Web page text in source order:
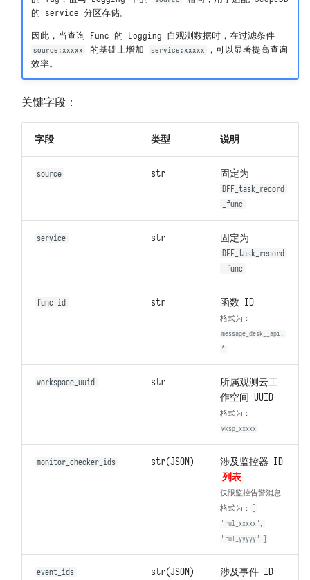
线程池 DFF.THREAD
响应数据 DFF.RESP
响应文件 DFF.RESP_FILE
响应大量数据
重定向 DFF.REDIRECT
SQL 构造 DFF.SQL
资源路径 DFF.RSRC
MySQL 发生 ERROR 2026 错误
MySQL 存储数据量过大
的 service 分区存储。
因此，当查询 Func 的 Logging 自观测数据时，在过滤条件
source:xxxxx 的基础上增加 service:xxxxx
，可以显著提高查询
效率。
关键字段：
字段 类型 说明
source str 固定为
DFF_task_record
_func
service str 固定为
DFF_task_record
_func
func_id str 函数 ID
格式为：
message_desk__api.
*
workspace_uuid str
所属观测云工
作空间 UUID
格式为：
wksp_xxxxx
monitor_checker_ids str(JSON)
涉及监控器 ID
列表
仅限监控告警消息
格式为：
"rul_xxxxx",
"rul_yyyyy" ]
event_ids str(JSON)
涉及事件 ID